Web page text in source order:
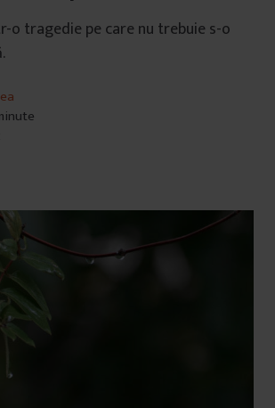
o tragedie pe care nu trebuie s-o